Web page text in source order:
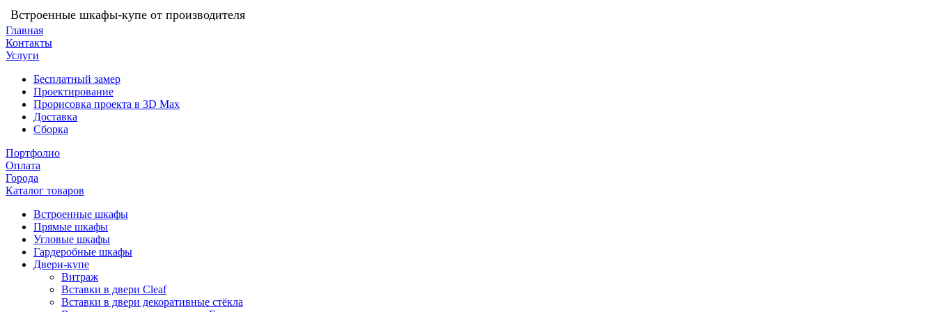
Встроенные шкафы-купе от производителя
Главная
Контакты
Услуги
Бесплатный замер
Проектирование
Прорисовка проекта в 3D Max
Доставка
Сборка
Портфолио
Оплата
Города
Каталог товаров
Встроенные шкафы
Прямые шкафы
Угловые шкафы
Гардеробные шкафы
Двери-купе
Витраж
Вставки в двери Cleaf
Вставки в двери декоративные стёкла